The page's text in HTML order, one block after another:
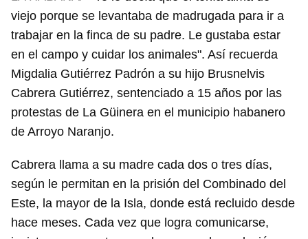
viejo porque se levantaba de madrugada para ir a
trabajar en la finca de su padre. Le gustaba estar
en el campo y cuidar los animales". Así recuerda
Migdalia Gutiérrez Padrón a su hijo Brusnelvis
Cabrera Gutiérrez, sentenciado a 15 años por las
protestas de La Güinera en el municipio habanero
de Arroyo Naranjo.
Cabrera llama a su madre cada dos o tres días,
según le permitan en la prisión del Combinado del
Este, la mayor de la Isla, donde está recluido desde
hace meses. Cada vez que logra comunicarse,